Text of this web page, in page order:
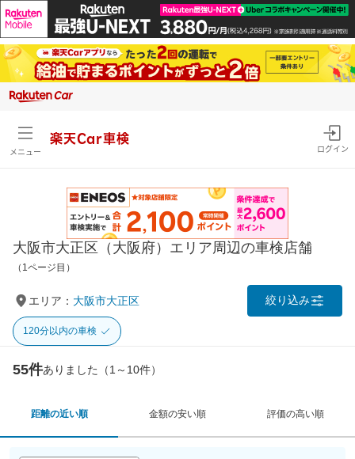
メニュー
楽天Car車検
ログイン
大阪市大正区（大阪府）エリア周辺の車検店舗
（1ページ目）
エリア： 大阪市大正区 絞り込み
120分以内の車検
55件ありました（1～10件）
距離の近い順 金額の安い順 評価の高い順